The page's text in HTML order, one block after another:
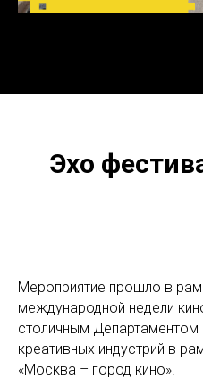
Эхо
Мероприятие прошло в
международной недели
столичным Департаментом
креативных индустрий в
«Москва – город кино».